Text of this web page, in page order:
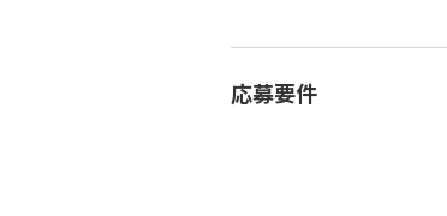
応募要件